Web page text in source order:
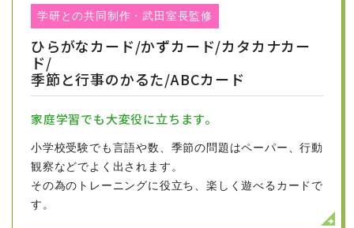
・こども知能パズル「きりがみワーク」4～6歳
定価 880円（本体価格）
全国有名書店にて販売！！
2022/07/01
2023年度版 保存版『日本一わかりやすい小学校受験大
百科』にフォレスト幼児教室 武田室長が取材協力した
学研との共同制作・武田室長監修
ひらがなカード/かずカード/カタカナカー
ド/
季節と行事のかるた/ABCカード
家庭学習でも大変役に立ちます。
小学校受験でも言語や数、季節の問題はペーパー、行動
観察などでよく出されます。
その為のトレーニングに役立ち、楽しく遊べるカードで
す。